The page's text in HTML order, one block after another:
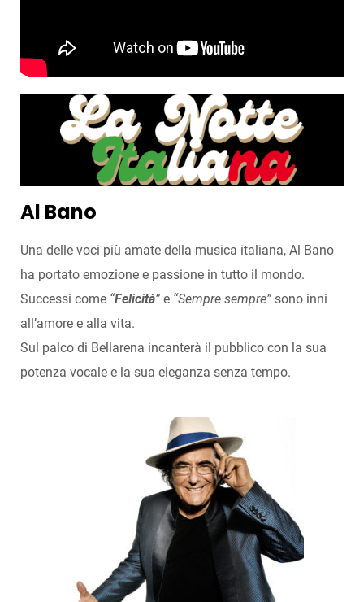
Al Bano
Una delle voci più amate della musica italiana, Al Bano
ha portato emozione e passione in tutto il mondo.
Successi come “Felicità” e “Sempre sempre” sono inni
all’amore e alla vita.
Sul palco di Bellarena incanterà il pubblico con la sua
potenza vocale e la sua eleganza senza tempo.